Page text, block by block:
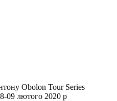
Obolon Tour Series
09 лютого 2020 р